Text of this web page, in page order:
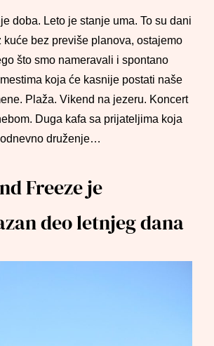
doba. Leto je stanje uma. To su dani
kuće bez previše planova, ostajemo
što smo nameravali i spontano
koja će kasnije postati naše
Plaža. Vikend na jezeru. Koncert
Duga kafa sa prijateljima koja
druženje…
Freeze je
deo letnjeg dana